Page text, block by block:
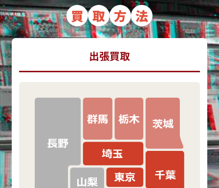
買 取 方 法
出張買取